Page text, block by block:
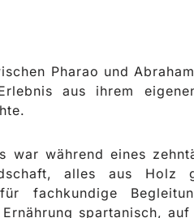
Pharao und
aus ihrem
war während eines
alles aus
fachkundige
spartanisch,